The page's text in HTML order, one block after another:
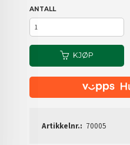
ANTALL
KJØP
Artikkelnr.: 70005